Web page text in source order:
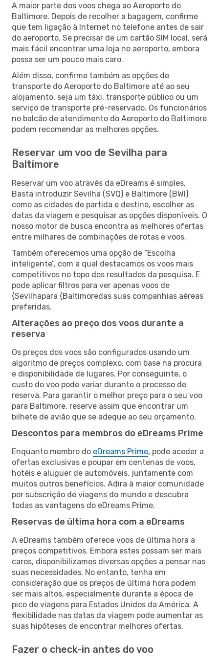
A maior parte dos voos chega ao Aeroporto do
Baltimore. Depois de recolher a bagagem, confirme
que tem ligação à Internet no telefone antes de sair
do aeroporto. Se precisar de um cartão SIM local, será
mais fácil encontrar uma loja no aeroporto, embora
possa ser um pouco mais caro.
Além disso, confirme também as opções de
transporte do Aeroporto do Baltimore até ao seu
alojamento, seja um táxi, transporte público ou um
serviço de transporte pré-reservado. Os funcionários
no balcão de atendimento do Aeroporto do Baltimore
podem recomendar as melhores opções.
Reservar um voo de Sevilha para
Baltimore
Reservar um voo através da eDreams é simples.
Basta introduzir Sevilha (SVQ) e Baltimore (BWI)
como as cidades de partida e destino, escolher as
datas da viagem e pesquisar as opções disponíveis. O
nosso motor de busca encontra as melhores ofertas
entre milhares de combinações de rotas e voos.
Também oferecemos uma opção de “Escolha
inteligente”, com a qual destacamos os voos mais
competitivos no topo dos resultados da pesquisa. E
pode aplicar filtros para ver apenas voos de
{Sevilhapara {Baltimoredas suas companhias aéreas
preferidas.
Alterações ao preço dos voos durante a
reserva
Os preços dos voos são configurados usando um
algoritmo de preços complexo, com base na procura
e disponibilidade de lugares. Por conseguinte, o
custo do voo pode variar durante o processo de
reserva. Para garantir o melhor preço para o seu voo
para Baltimore, reserve assim que encontrar um
bilhete de avião que se adeque ao seu orçamento.
Descontos para membros do eDreams Prime
Enquanto membro do eDreams Prime, pode aceder a
ofertas exclusivas e poupar em centenas de voos,
hotéis e aluguer de automóveis, juntamente com
muitos outros benefícios. Adira à maior comunidade
por subscrição de viagens do mundo e descubra
todas as vantagens do eDreams Prime.
Reservas de última hora com a eDreams
A eDreams também oferece voos de última hora a
preços competitivos. Embora estes possam ser mais
caros, disponibilizamos diversas opções a pensar nas
suas necessidades. No entanto, tenha em
consideração que os preços de última hora podem
ser mais altos, especialmente durante a época de
pico de viagens para Estados Unidos da América. A
flexibilidade nas datas da viagem pode aumentar as
suas hipóteses de encontrar melhores ofertas.
Fazer o check-in antes do voo